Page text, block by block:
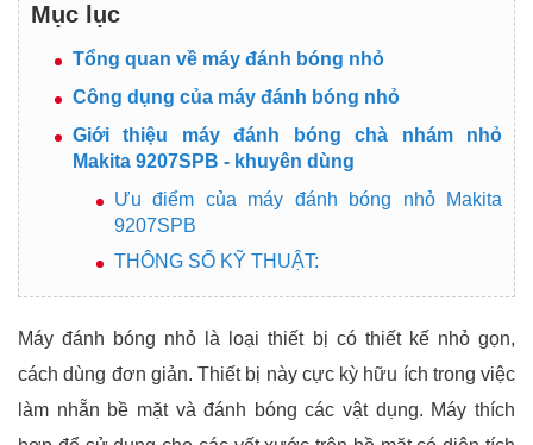
Mục lục
Tổng quan về máy đánh bóng nhỏ
Công dụng của máy đánh bóng nhỏ
Giới thiệu máy đánh bóng chà nhám nhỏ
Makita 9207SPB - khuyên dùng
Ưu điểm của máy đánh bóng nhỏ Makita
9207SPB
THÔNG SỐ KỸ THUẬT:
Máy đánh bóng nhỏ là loại thiết bị có thiết kế nhỏ gọn,
cách dùng đơn giản. Thiết bị này cực kỳ hữu ích trong việc
làm nhẵn bề mặt và đánh bóng các vật dụng. Máy thích